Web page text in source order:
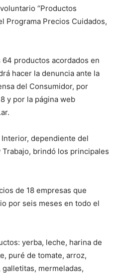
“Productos
Programa Precios Cuidados,
productos acordados en
hacer la denuncia ante la
del Consumidor, por
y por la página web
dependiente del
brindó los principales
de 18 empresas que
por seis meses en todo el
yerba, leche, harina de
puré de tomate, arroz,
mermeladas,